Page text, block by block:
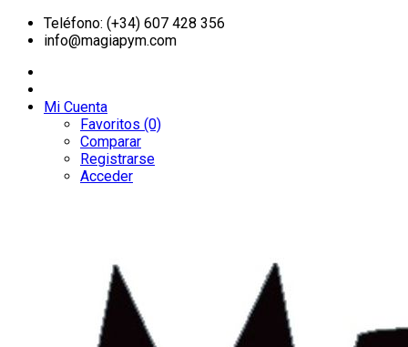
Teléfono: (+34) 607 428 356
info@magiapym.com
Mi Cuenta
Favoritos (0)
Comparar
Registrarse
Acceder